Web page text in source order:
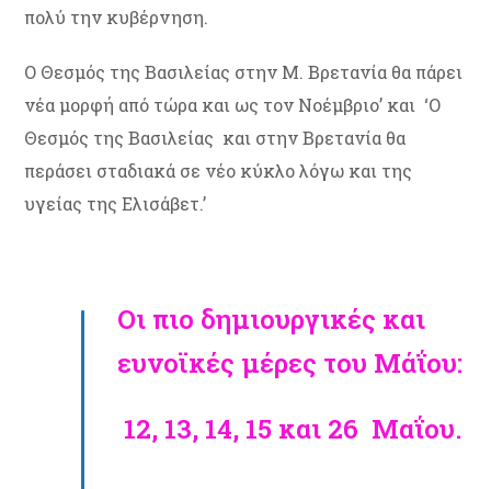
πολύ την κυβέρνηση.
Ο Θεσμός της Βασιλείας στην Μ. Βρετανία θα πάρει
νέα μορφή από τώρα και ως τον Νοέμβριο’ και ‘Ο
Θεσμός της Βασιλείας και στην Βρετανία θα
περάσει σταδιακά σε νέο κύκλο λόγω και της
υγείας της Ελισάβετ.’
Οι πιο δημιουργικές και
ευνοϊκές μέρες του Μάΐου:
12, 13, 14, 15 και 26 Μαΐου.